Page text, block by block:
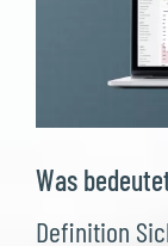
Was
Definition